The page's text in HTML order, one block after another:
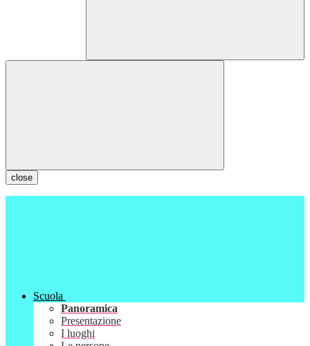
close
Scuola
Panoramica
Presentazione
I luoghi